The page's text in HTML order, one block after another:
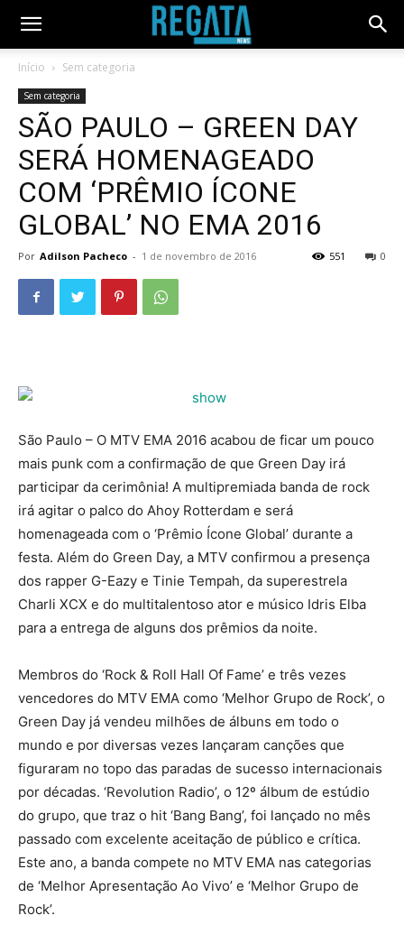
Início Sem categoria
Sem categoria
SÃO PAULO – GREEN DAY
SERÁ HOMENAGEADO
COM ‘PRÊMIO ÍCONE
GLOBAL’ NO EMA 2016
Por Adilson Pacheco - 1 de novembro de 2016 0
551
São Paulo – O MTV EMA 2016 acabou de ficar um pouco
mais punk com a confirmação de que Green Day irá
participar da cerimônia! A multipremiada banda de rock
irá agitar o palco do Ahoy Rotterdam e será
homenageada com o ‘Prêmio Ícone Global’ durante a
festa. Além do Green Day, a MTV confirmou a presença
dos rapper G-Eazy e Tinie Tempah, da superestrela
Charli XCX e do multitalentoso ator e músico Idris Elba
para a entrega de alguns dos prêmios da noite.
Membros do ‘Rock & Roll Hall Of Fame’ e três vezes
vencedores do MTV EMA como ‘Melhor Grupo de Rock’, o
Green Day já vendeu milhões de álbuns em todo o
mundo e por diversas vezes lançaram canções que
figuraram no topo das paradas de sucesso internacionais
por décadas. ‘Revolution Radio’, o 12º álbum de estúdio
do grupo, que traz o hit ‘Bang Bang’, foi lançado no mês
passado com excelente aceitação de público e crítica.
Este ano, a banda compete no MTV EMA nas categorias
de ‘Melhor Apresentação Ao Vivo’ e ‘Melhor Grupo de
Rock’.